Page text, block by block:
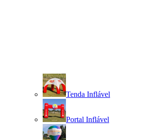
Tenda Inflável
Portal Inflável